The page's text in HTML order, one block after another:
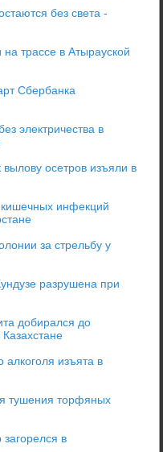
без света -
трассе в Атырауской
Сбербанка
электричества в
осетров изъяли в
инфекций
за стрельбу у
разрушена при
добирался до
алкоголя изъята в
тушения торфяных
в